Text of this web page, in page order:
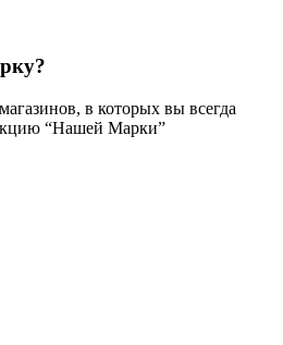
в которых вы всегда
“Нашей Марки”